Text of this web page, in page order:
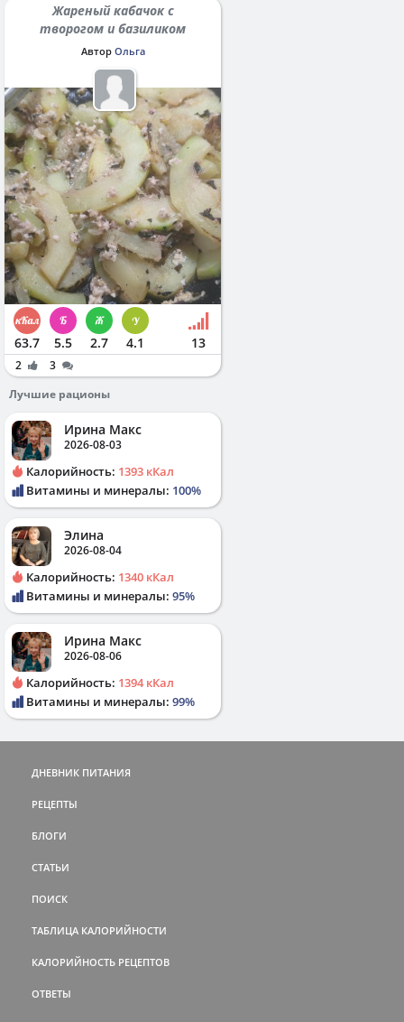
Жареный кабачок с
творогом и базиликом
Автор Ольга
63.7 5.5 2.7 4.1 13
2
3
Лучшие рационы
Ирина Макс
2026-08-03
Калорийность: 1393 кКал
Витамины и минералы: 100%
Элина
2026-08-04
Калорийность: 1340 кКал
Витамины и минералы: 95%
Ирина Макс
2026-08-06
Калорийность: 1394 кКал
Витамины и минералы: 99%
ДНЕВНИК ПИТАНИЯ
РЕЦЕПТЫ
БЛОГИ
СТАТЬИ
ПОИСК
ТАБЛИЦА КАЛОРИЙНОСТИ
КАЛОРИЙНОСТЬ РЕЦЕПТОВ
ОТВЕТЫ